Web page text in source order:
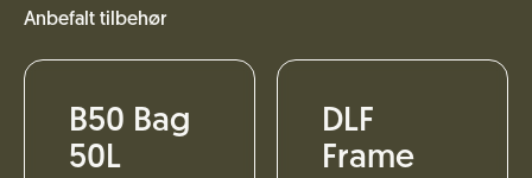
Anbefalt tilbehør
B50 Bag
50L
DLF
Frame